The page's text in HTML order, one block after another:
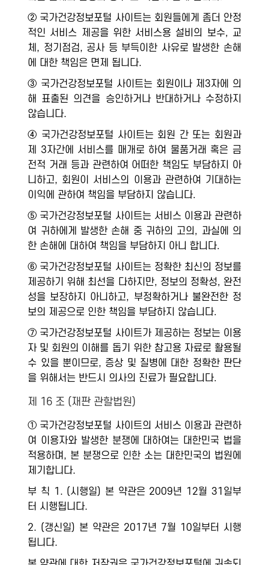
② 국가건강정보포털 사이트는 회원들에게 좀더 안정
적인 서비스 제공을 위한 서비스용 설비의 보수, 교
체, 정기점검, 공사 등 부득이한 사유로 발생한 손해
에 대한 책임은 면제 됩니다.
③ 국가건강정보포털 사이트는 회원이나 제3자에 의
해 표출된 의견을 승인하거나 반대하거나 수정하지
않습니다.
④ 국가건강정보포털 사이트는 회원 간 또는 회원과
제 3자간에 서비스를 매개로 하여 물품거래 혹은 금
전적 거래 등과 관련하여 어떠한 책임도 부담하지 아
니하고, 회원이 서비스의 이용과 관련하여 기대하는
이익에 관하여 책임을 부담하지 않습니다.
⑤ 국가건강정보포털 사이트는 서비스 이용과 관련하
여 귀하에게 발생한 손해 중 귀하의 고의, 과실에 의
한 손해에 대하여 책임을 부담하지 아니 합니다.
⑥ 국가건강정보포털 사이트는 정확한 최신의 정보를
제공하기 위해 최선을 다하지만, 정보의 정확성, 완전
성을 보장하지 아니하고, 부정확하거나 불완전한 정
보의 제공으로 인한 책임을 부담하지 않습니다.
⑦ 국가건강정보포털 사이트가 제공하는 정보는 이용
자 및 회원의 이해를 돕기 위한 참고용 자료로 활용될
수 있을 뿐이므로, 증상 및 질병에 대한 정확한 판단
을 위해서는 반드시 의사의 진료가 필요합니다.
제 16 조 (재판 관할법원)
① 국가건강정보포털 사이트의 서비스 이용과 관련하
여 이용자와 발생한 분쟁에 대하여는 대한민국 법을
적용하며, 본 분쟁으로 인한 소는 대한민국의 법원에
제기합니다.
부 칙 1. (시행일) 본 약관은 2009년 12월 31일부
터 시행됩니다.
2. (갱신일) 본 약관은 2017년 7월 10일부터 시행
됩니다.